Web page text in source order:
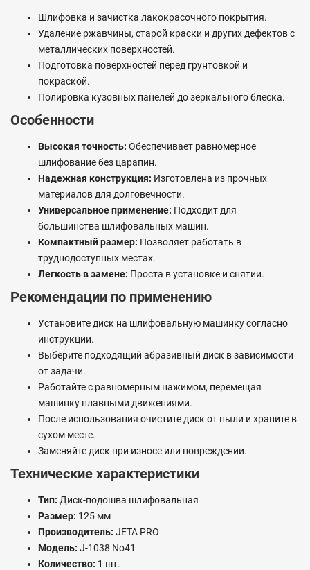
Шлифовка и зачистка лакокрасочного покрытия.
Удаление ржавчины, старой краски и других дефектов с
металлических поверхностей.
Подготовка поверхностей перед грунтовкой и
покраской.
Полировка кузовных панелей до зеркального блеска.
Особенности
Высокая точность: Обеспечивает равномерное
шлифование без царапин.
Надежная конструкция: Изготовлена из прочных
материалов для долговечности.
Универсальное применение: Подходит для
большинства шлифовальных машин.
Компактный размер: Позволяет работать в
труднодоступных местах.
Легкость в замене: Проста в установке и снятии.
Рекомендации по применению
Установите диск на шлифовальную машинку согласно
инструкции.
Выберите подходящий абразивный диск в зависимости
от задачи.
Работайте с равномерным нажимом, перемещая
машинку плавными движениями.
После использования очистите диск от пыли и храните в
сухом месте.
Заменяйте диск при износе или повреждении.
Технические характеристики
Тип: Диск-подошва шлифовальная
Размер: 125 мм
Производитель: JETA PRO
Модель: J-1038 No41
Количество: 1 шт.